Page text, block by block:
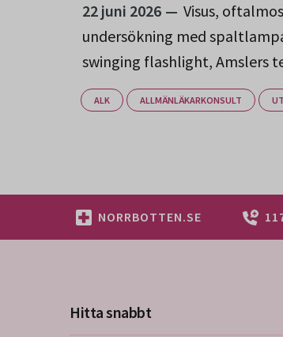
22 juni 2026
Visus,
undersökning med
swinging flashlight, Amslers
ALK ALLMÄNLÄKARKONSULT
NORRBOTTEN.SE
Hitta snabbt